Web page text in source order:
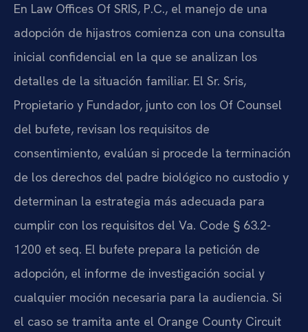
En Law Offices Of SRIS, P.C., el manejo de una
adopción de hijastros comienza con una consulta
inicial confidencial en la que se analizan los
detalles de la situación familiar. El Sr. Sris,
Propietario y Fundador, junto con los Of Counsel
del bufete, revisan los requisitos de
consentimiento, evalúan si procede la terminación
de los derechos del padre biológico no custodio y
determinan la estrategia más adecuada para
cumplir con los requisitos del Va. Code § 63.2-
1200 et seq. El bufete prepara la petición de
adopción, el informe de investigación social y
cualquier moción necesaria para la audiencia. Si
el caso se tramita ante el Orange County Circuit